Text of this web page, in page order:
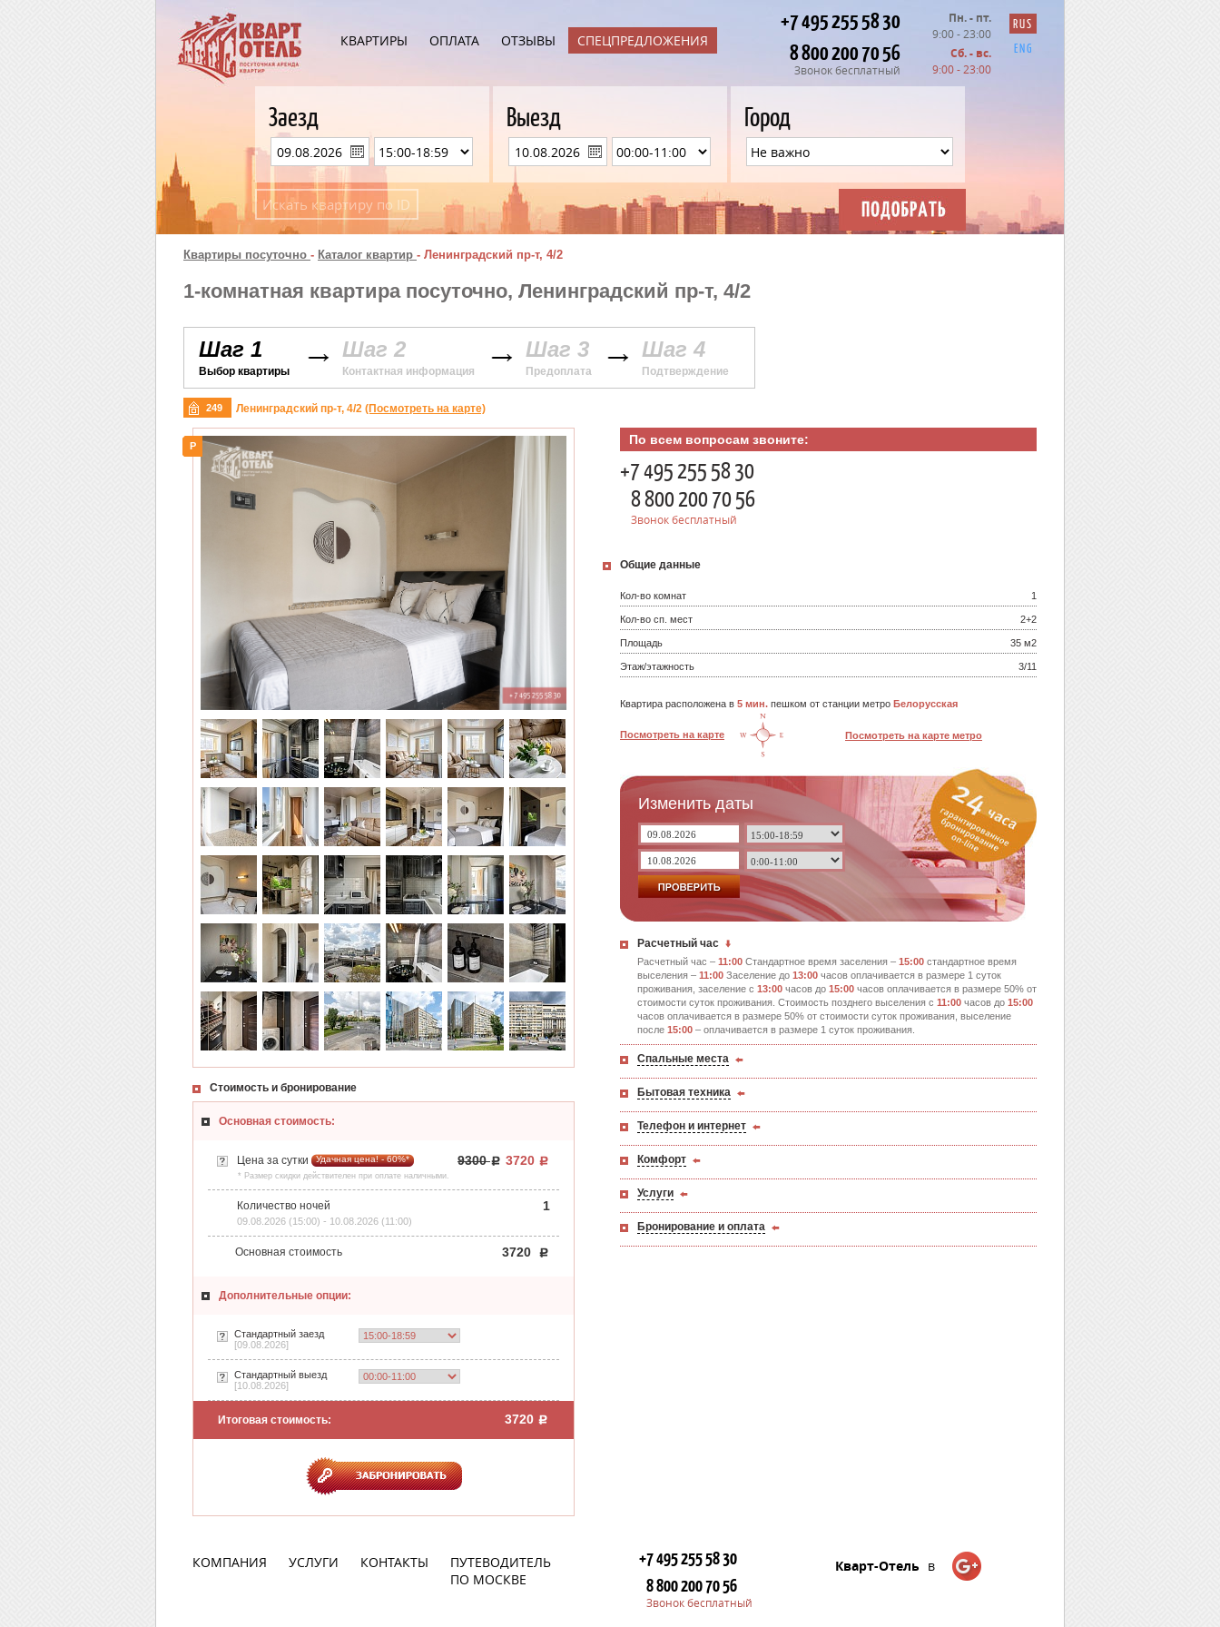
КВАРТИРЫ ОПЛАТА ОТЗЫВЫ СПЕЦПРЕДЛОЖЕНИЯ
+7 495 255 58 30
8 800 200 70 56
Звонок бесплатный
Пн. - пт.
9:00 - 23:00
Сб. - вс.
9:00 - 23:00
RUS
ENG
Заезд Выезд Город
Квартиры посуточно - Каталог квартир - Ленинградский пр-т, 4/2
1-комнатная квартира посуточно, Ленинградский пр-т, 4/2
Шаг 1
Выбор квартиры
Шаг 2
Контактная информация
Шаг 3
Предоплата
Шаг 4
Подтверждение
249 Ленинградский пр-т, 4/2 (Посмотреть на карте)
P
Стоимость и бронирование
Основная стоимость:
Цена за сутки Удачная цена! - 60%* 9300 3720
* Размер скидки действителен при оплате наличными.
Количество ночей 1
09.08.2026 (15:00) - 10.08.2026 (11:00)
Основная стоимость 3720
Дополнительные опции:
Стандартный заезд
[09.08.2026]
Стандартный выезд
[10.08.2026]
Итоговая стоимость: 3720
По всем вопросам звоните:
+7 495 255 58 30
8 800 200 70 56
Звонок бесплатный
Общие данные
Кол-во комнат 1
Кол-во сп. мест 2+2
Площадь 35 м2
Этаж/этажность 3/11
Квартира расположена в 5 мин. пешком от станции метро Белорусская
Посмотреть на карте Посмотреть на карте метро
Изменить даты
Расчетный час
Расчетный час – 11:00 Стандартное время заселения – 15:00 стандартное время
выселения – 11:00 Заселение до 13:00 часов оплачивается в размере 1 суток
проживания, заселение с 13:00 часов до 15:00 часов оплачивается в размере 50% от
стоимости суток проживания. Стоимость позднего выселения с 11:00 часов до 15:00
часов оплачивается в размере 50% от стоимости суток проживания, выселение
после 15:00 – оплачивается в размере 1 суток проживания.
Спальные места
Бытовая техника
Телефон и интернет
Комфорт
Услуги
Бронирование и оплата
КОМПАНИЯ УСЛУГИ КОНТАКТЫ
ПУТЕВОДИТЕЛЬ
ПО МОСКВЕ
+7 495 255 58 30
8 800 200 70 56
Звонок бесплатный
Кварт-Отель в